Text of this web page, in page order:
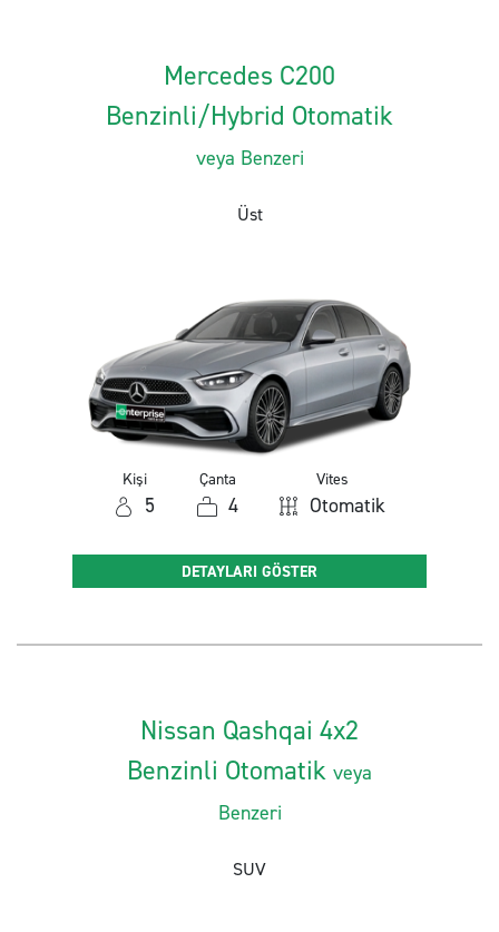
Mercedes C200
Benzinli/Hybrid Otomatik
veya Benzeri
Üst
Kişi
5
Çanta
4
Vites
Otomatik
DETAYLARI GÖSTER
Nissan Qashqai 4x2
Benzinli Otomatik veya
Benzeri
SUV